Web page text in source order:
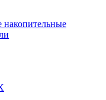
накопительные